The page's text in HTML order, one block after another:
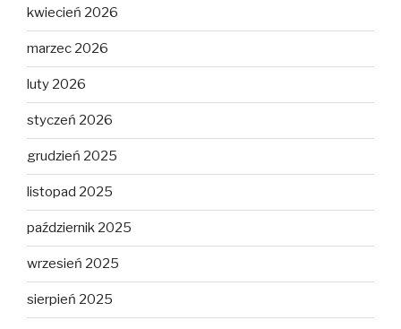
kwiecień 2026
marzec 2026
luty 2026
styczeń 2026
grudzień 2025
listopad 2025
październik 2025
wrzesień 2025
sierpień 2025